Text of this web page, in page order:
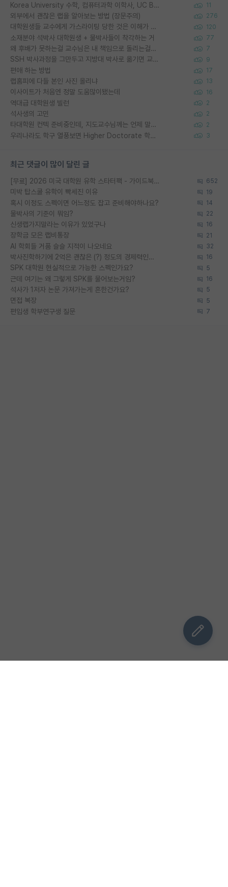
Korea University 수학, 컴퓨터과학 이학사, UC Berkeley 산업공학 대학원 공학박사가 되는 것은 쉽지 않겠죠? 11
외부에서 괜찮은 랩을 알아보는 방법 (장문주의) 276
대학원생들 교수에게 가스라이팅 당한 것은 이해가 갑니다. 안타깝네요. 120
소재분야 석박사 대학원생 + 물박사들이 착각하는 거 77
왜 후배가 못하는걸 교수님은 내 책임으로 돌리는걸까요? 7
SSH 박사과정을 그만두고 지방대 박사로 옮기면 교수의 꿈은 끝일까요? 9
편애 하는 방법 17
랩홈피에 다들 본인 사진 올리냐 13
이사이트가 처음엔 정말 도움많이됐는데 16
역대급 대학원생 빌런 2
석사생의 고민 2
타대학원 컨텍 준비중인데, 지도교수님께는 언제 말씀드려야 할까요? 2
우리나라도 학구 열풍보면 Higher Doctorate 학위가 필요하다고 봅니다. 3
최근 댓글이 많이 달린 글
[무료] 2026 미국 대학원 유학 스타터팩 - 가이드북 & 합격자 컨택메일 템플릿 652
미박 탑스쿨 유학이 빡세진 이유 19
혹시 이정도 스펙이면 어느정도 잡고 준비해야하나요? 14
물박사의 기준이 뭐임? 22
신생랩가지말라는 이유가 있었구나 16
장학금 모은 랩비통장 21
AI 학회들 거품 슬슬 지적이 나오네요 32
박사진학하기에 2억은 괜찮은 (?) 정도의 경제력인가요 16
SPK 대학원 현실적으로 가능한 스펙인가요? 5
근데 여기는 왜 그렇게 SPK를 물어보는거임? 16
석사가 1저자 논문 가져가는게 흔한건가요? 5
면접 복장 5
편입생 학부연구생 질문 7